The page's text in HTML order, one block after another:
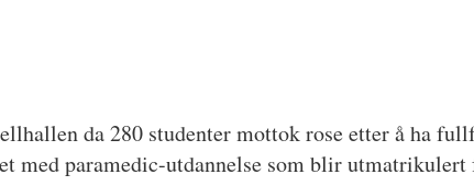
da 280 studenter mottok rose etter å ha
med paramedic-utdannelse som blir